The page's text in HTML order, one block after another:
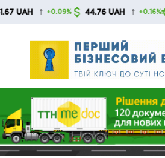
Skip
44.76 UAH ↑ +0.16% 51.67 UAH